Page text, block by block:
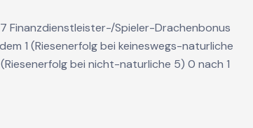
Finanzdienstleister-/Spieler-Drachenbonus
1 (Riesenerfolg bei keineswegs-naturliche
bei nicht-naturliche 5) 0 nach 1